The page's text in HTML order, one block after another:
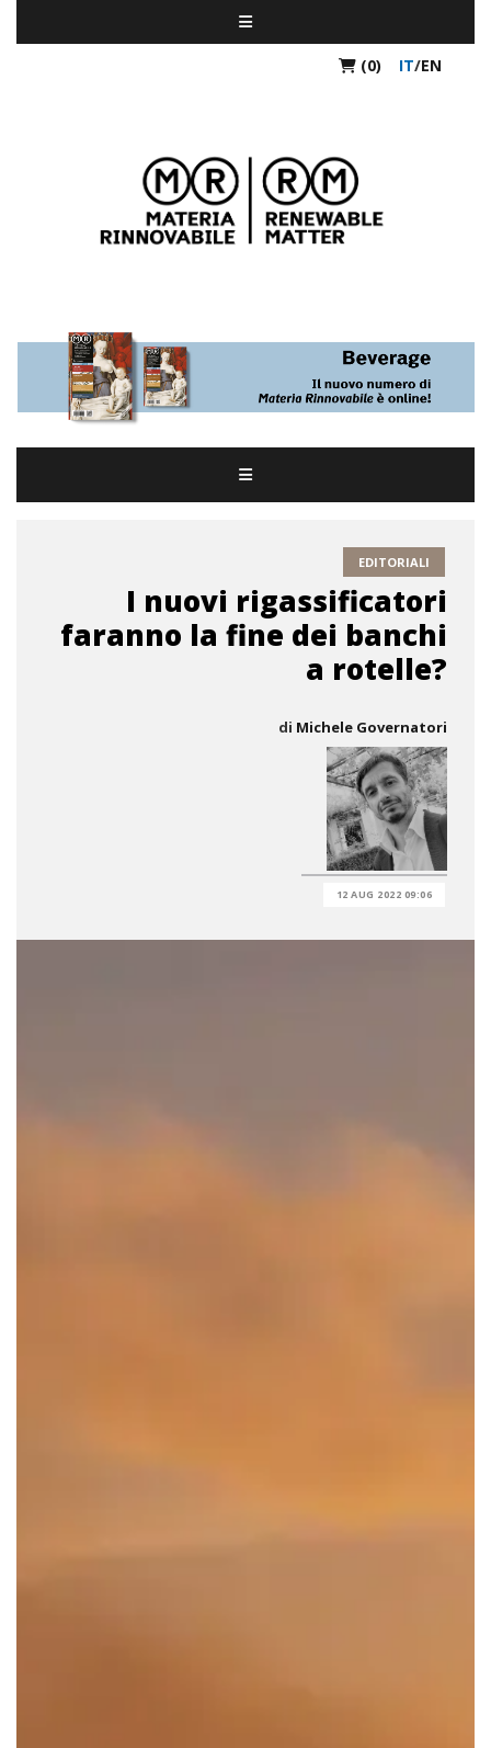
(0) IT/EN
EDITORIALI
I nuovi rigassificatori
faranno la fine dei banchi
a rotelle?
di Michele Governatori
12 AUG 2022 09:06